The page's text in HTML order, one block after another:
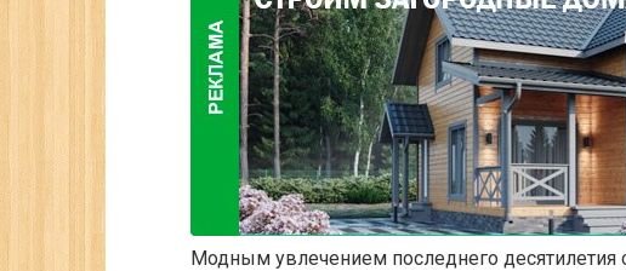
Модным увлечением последнего десятилетия